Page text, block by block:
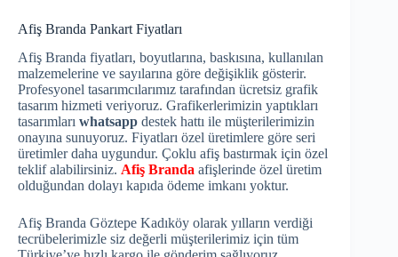
Afiş Branda Pankart Fiyatları
Afiş Branda fiyatları, boyutlarına, baskısına, kullanılan
malzemelerine ve sayılarına göre değişiklik gösterir.
Profesyonel tasarımcılarımız tarafından ücretsiz grafik
tasarım hizmeti veriyoruz. Grafikerlerimizin yaptıkları
tasarımları whatsapp destek hattı ile müşterilerimizin
onayına sunuyoruz. Fiyatları özel üretimlere göre seri
üretimler daha uygundur. Çoklu afiş bastırmak için özel
teklif alabilirsiniz. Afiş Branda afişlerinde özel üretim
olduğundan dolayı kapıda ödeme imkanı yoktur.
Afiş Branda Göztepe Kadıköy olarak yılların verdiği
tecrübelerimizle siz değerli müşterilerimiz için tüm